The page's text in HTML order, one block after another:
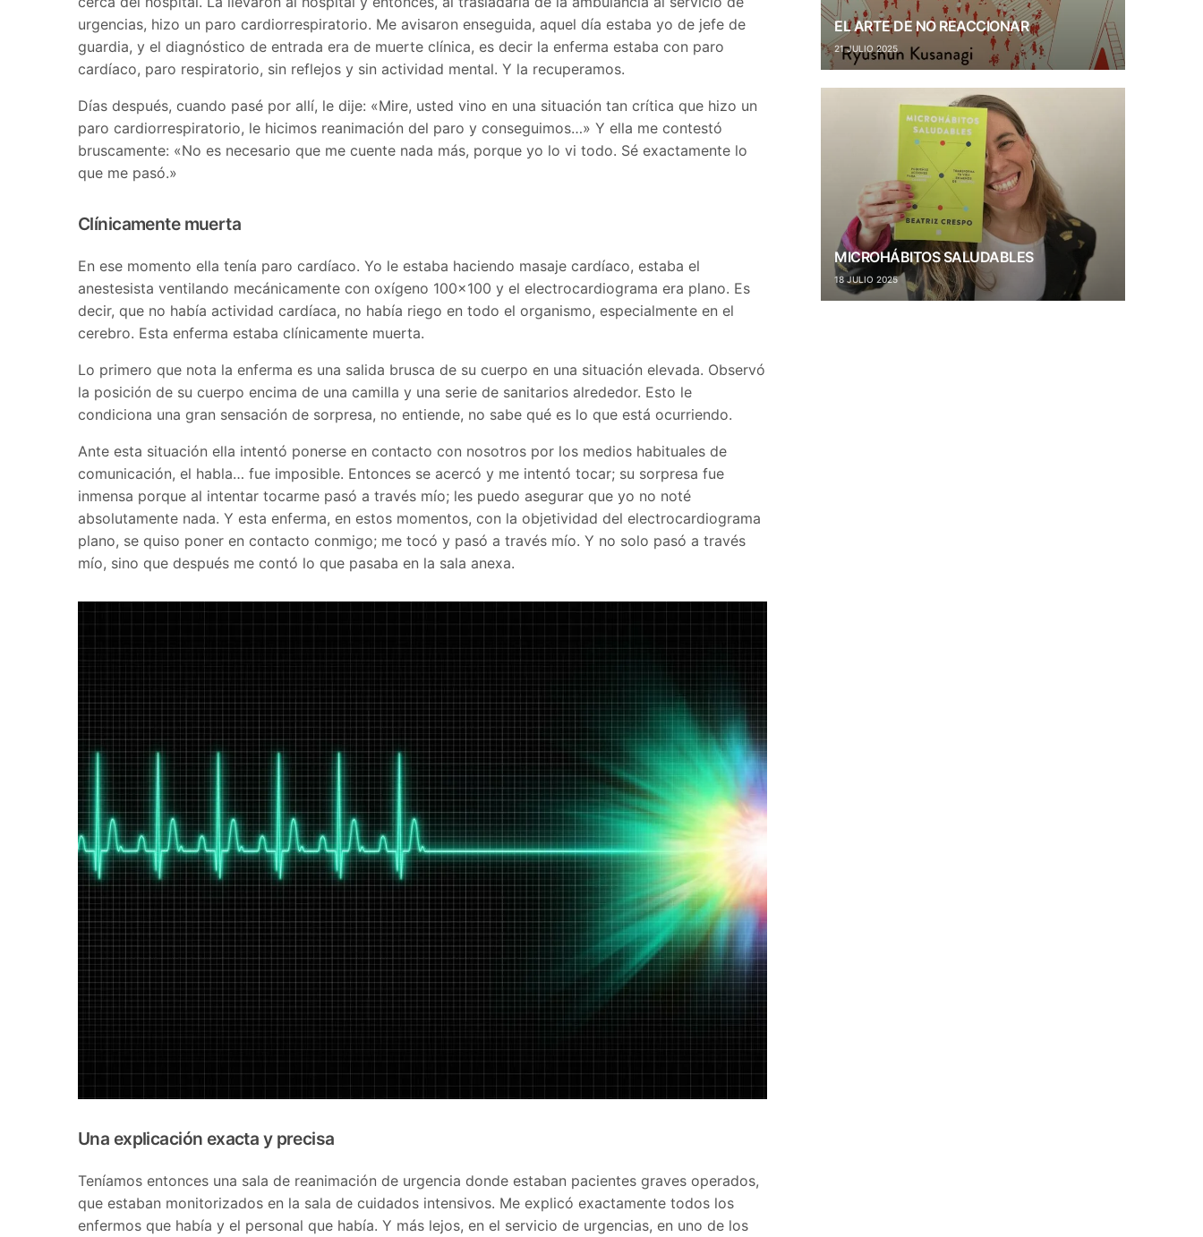
urgencias, hizo un paro cardiorrespiratorio. Me avisaron enseguida, aquel día estaba yo de jefe de
guardia, y el diagnóstico de entrada era de muerte clínica, es decir la enferma estaba con paro
cardíaco, paro respiratorio, sin reflejos y sin actividad mental. Y la recuperamos.
Días después, cuando pasé por allí, le dije: «Mire, usted vino en una situación tan crítica que hizo un
paro cardiorrespiratorio, le hicimos reanimación del paro y conseguimos…» Y ella me contestó
bruscamente: «No es necesario que me cuente nada más, porque yo lo vi todo. Sé exactamente lo
que me pasó.»
Clínicamente muerta
En ese momento ella tenía paro cardíaco. Yo le estaba haciendo masaje cardíaco, estaba el
anestesista ventilando mecánicamente con oxígeno 100×100 y el electrocardiograma era plano. Es
decir, que no había actividad cardíaca, no había riego en todo el organismo, especialmente en el
cerebro. Esta enferma estaba clínicamente muerta.
Lo primero que nota la enferma es una salida brusca de su cuerpo en una situación elevada. Observó
la posición de su cuerpo encima de una camilla y una serie de sanitarios alrededor. Esto le
condiciona una gran sensación de sorpresa, no entiende, no sabe qué es lo que está ocurriendo.
Ante esta situación ella intentó ponerse en contacto con nosotros por los medios habituales de
comunicación, el habla… fue imposible. Entonces se acercó y me intentó tocar; su sorpresa fue
inmensa porque al intentar tocarme pasó a través mío; les puedo asegurar que yo no noté
absolutamente nada. Y esta enferma, en estos momentos, con la objetividad del electrocardiograma
plano, se quiso poner en contacto conmigo; me tocó y pasó a través mío. Y no solo pasó a través
mío, sino que después me contó lo que pasaba en la sala anexa.
Una explicación exacta y precisa
Teníamos entonces una sala de reanimación de urgencia donde estaban pacientes graves operados,
que estaban monitorizados en la sala de cuidados intensivos. Me explicó exactamente todos los
enfermos que había y el personal que había. Y más lejos, en el servicio de urgencias, en uno de los
EL ARTE DE NO REACCIONAR
21 JULIO 2025
MICROHÁBITOS SALUDABLES
18 JULIO 2025